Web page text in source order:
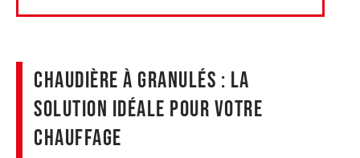
Chaudière à granulés : la
solution idéale pour votre
chauffage